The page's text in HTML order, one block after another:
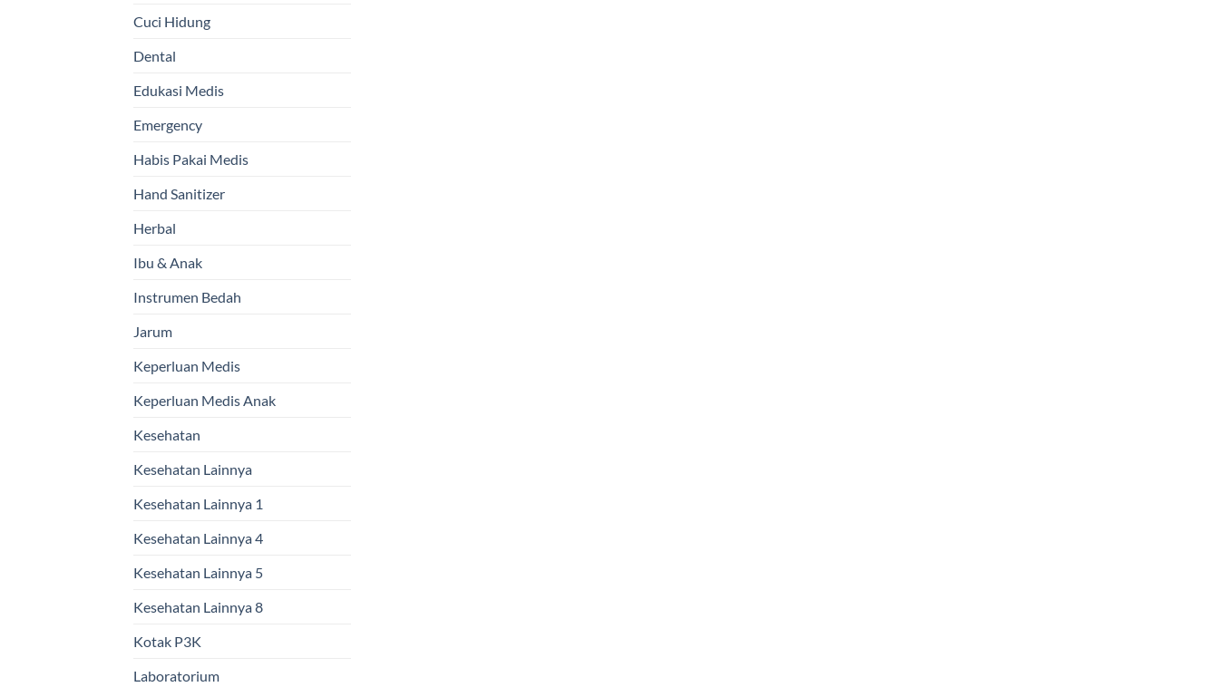
Cuci Hidung
Dental
Edukasi Medis
Emergency
Habis Pakai Medis
Hand Sanitizer
Herbal
Ibu & Anak
Instrumen Bedah
Jarum
Keperluan Medis
Keperluan Medis Anak
Kesehatan
Kesehatan Lainnya
Kesehatan Lainnya 1
Kesehatan Lainnya 4
Kesehatan Lainnya 5
Kesehatan Lainnya 8
Kotak P3K
Laboratorium